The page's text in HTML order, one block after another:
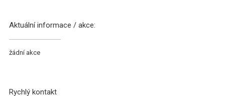
Aktuální informace / akce:
žádní akce
Rychlý kontakt